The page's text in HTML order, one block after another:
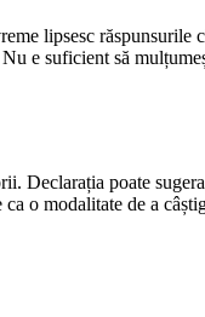
lipsesc răspunsurile
e suficient să
Declarația poate
o modalitate de a